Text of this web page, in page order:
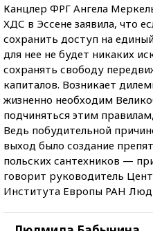
Канцлер ФРГ Ангела
ХДС в Эссене заявила, что
сохранить доступ на
для нее не будет никаких
сохранять свободу
капиталов. Возникает
жизненно необходим
подчиняться этим
Ведь побудительной
выход было создание
польских сантехников —
говорит руководитель
Института Европы РАН